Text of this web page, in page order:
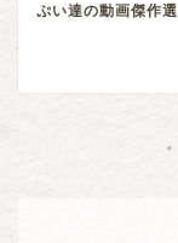
ぷい達の動画傑作選